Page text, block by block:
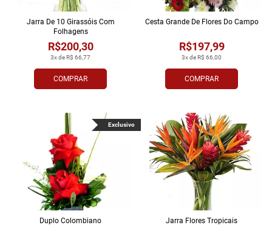
COMPRAR
3x de R$ 66,77
R$200,30
Jarra De 10 Girassóis Com
Folhagens
COMPRAR
3x de R$ 66,00
R$197,99
Cesta Grande De Flores Do Campo
Duplo Colombiano
Exclusivo
Jarra Flores Tropi­cais